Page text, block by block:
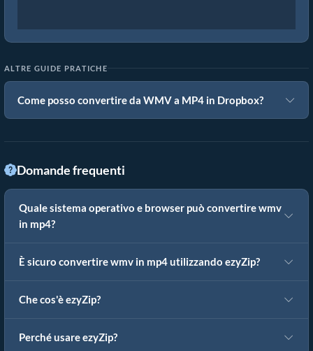
ALTRE GUIDE PRATICHE
Come posso convertire da WMV a MP4 in Dropbox?
Domande frequenti
Quale sistema operativo e browser può convertire wmv
in mp4?
È sicuro convertire wmv in mp4 utilizzando ezyZip?
Che cos'è ezyZip?
Perché usare ezyZip?